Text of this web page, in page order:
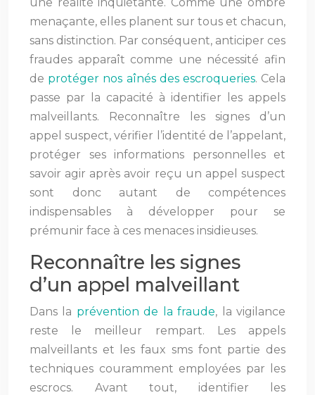
menaçante, elles planent sur tous et chacun,
sans distinction. Par conséquent, anticiper ces
fraudes apparaît comme une nécessité afin
de protéger nos aînés des escroqueries. Cela
passe par la capacité à identifier les appels
malveillants. Reconnaître les signes d’un
appel suspect, vérifier l’identité de l’appelant,
protéger ses informations personnelles et
savoir agir après avoir reçu un appel suspect
sont donc autant de compétences
indispensables à développer pour se
prémunir face à ces menaces insidieuses.
Reconnaître les signes
d’un appel malveillant
Dans la prévention de la fraude, la vigilance
reste le meilleur rempart. Les appels
malveillants et les faux sms font partie des
techniques couramment employées par les
escrocs. Avant tout, identifier les